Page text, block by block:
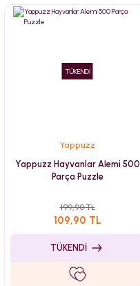
TÜKENDİ
Yappuzz
Yappuzz Hayvanlar Alemi 500
Parça Puzzle
199,90 TL
109,90 TL
TÜKENDİ